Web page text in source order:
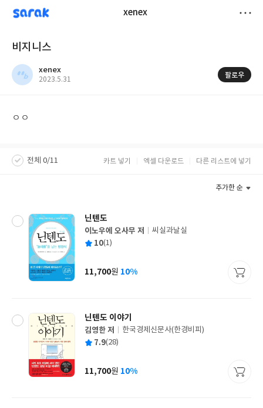
sarak xenex
비지니스
xenex
작
2023.5.31
팔로우
ㅇㅇ
전체 0/11 카트 넣기 엑셀 다운로드 다른 리스트에 넣기
추가한 순
닌텐도
글
쓴
이노우에 오사무 저
출
사
씨실과날실
평 10(1)
가
11,700원 10%
닌텐도 이야기
글
쓴
김영한 저
출
사
한국경제신문사(한경비피)
평 7.9(28)
가
11,700원 10%